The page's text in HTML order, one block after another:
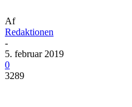
Af
Redaktionen
-
5. februar 2019
0
3289